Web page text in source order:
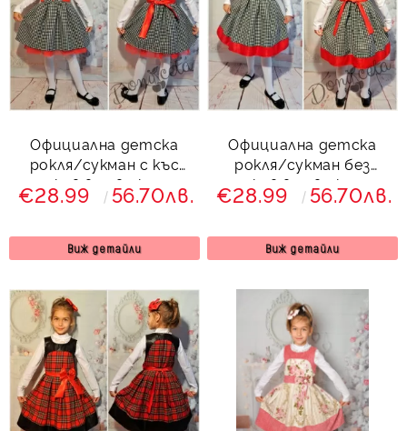
Официална детска
рокля/сукман с къс
ръкав в сиво каре
€28.99 56.70лв.
Виж детайли
Официална детска
рокля/сукман без
ръкав в сиво каре
€28.99 56.70лв.
Виж детайли